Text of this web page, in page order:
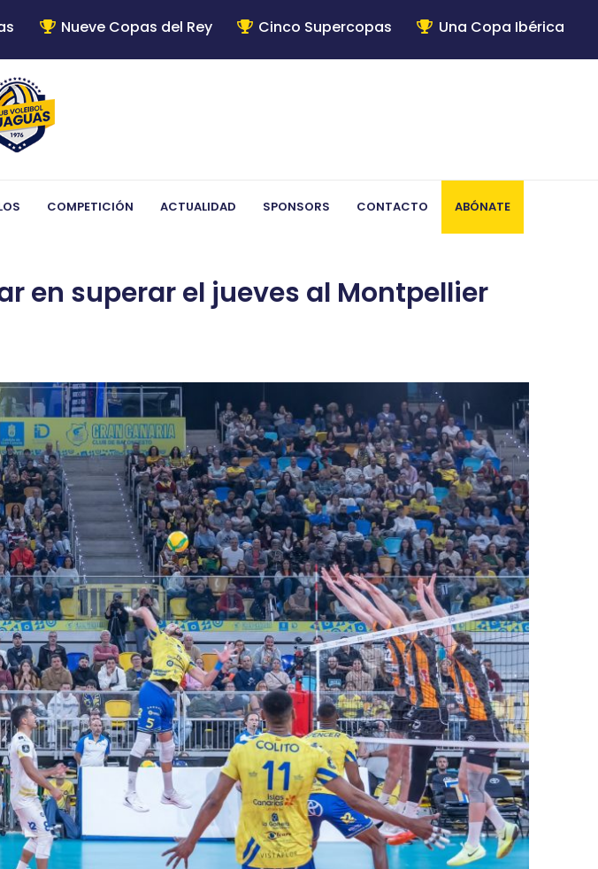
Nueve Copas del Rey Cinco Supercopas Una Copa Ibérica
COMPETICIÓN ACTUALIDAD SPONSORS CONTACTO ABÓNATE
en superar el jueves al Montpellier